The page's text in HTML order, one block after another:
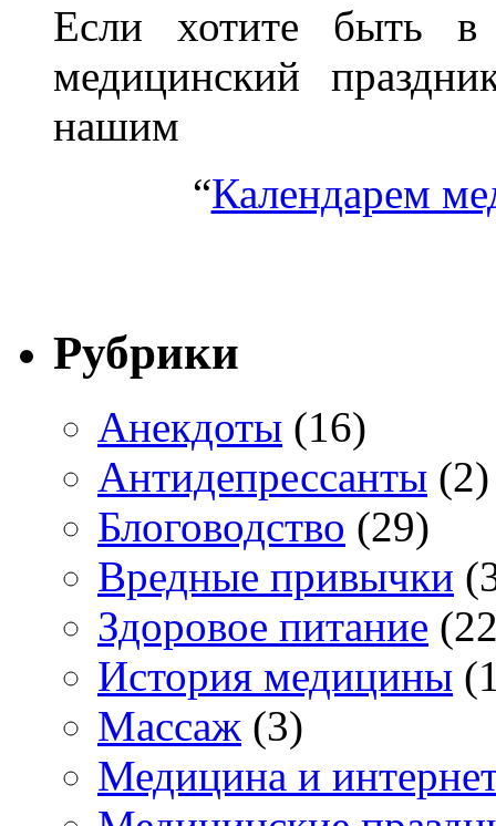
Если хотите быть в
медицинский
нашим
“Календарем
Рубрики
Анекдоты (16)
Антидепрессанты (2)
Блоговодство (29)
Вредные привычки
Здоровое питание
История медицины
Массаж (3)
Медицина и